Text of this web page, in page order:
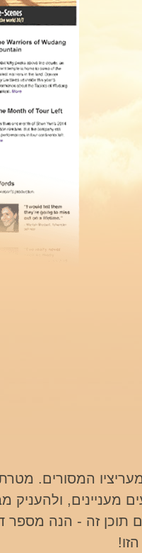
המסורים.
מעניינים, ולהעניק
תוכן זה - הנה מספר